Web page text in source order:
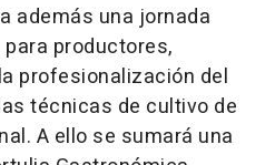
además una jornada
productores,
profesionalización del
técnicas de cultivo de
A ello se sumará una